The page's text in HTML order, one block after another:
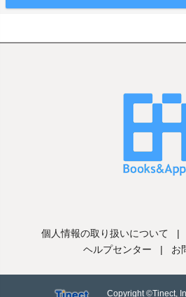
個人情報の取り扱いについて |
ヘルプセンター
| お
Copyright ©Tinect,